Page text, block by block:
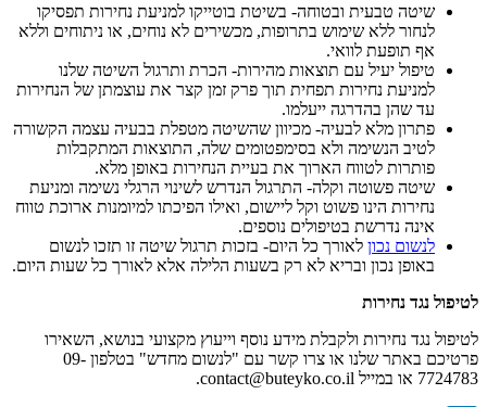
שיטה טבעית ובטוחה- בשיטת בוטייקו למניעת נחירות תפסיקו
לנחור ללא שימוש בתרופות, מכשירים לא נוחים, או ניתוחים וללא
אף תופעת לוואי.
טיפול יעיל עם תוצאות מהירות- הכרת ותרגול השיטה שלנו
למניעת נחירות תפחית תוך פרק זמן קצר את עוצמתן של הנחירות
עד שהן בהדרגה ייעלמו.
פתרון מלא לבעיה- מכיוון שהשיטה מטפלת בבעיה עצמה הקשורה
לטיב הנשימה ולא בסימפטומים שלה, התוצאות המתקבלות
פותרות לטווח הארוך את בעיית הנחירות באופן מלא.
שיטה פשוטה וקלה- התרגול הנדרש לשינוי הרגלי נשימה ומניעת
נחירות הינו פשוט וקל ליישום, ואילו הפיכתו למיומנות ארוכת טווח
אינה נדרשת בטיפולים נוספים.
לנשום נכון לאורך כל היום- בזכות תרגול שיטה זו תזכו לנשום
באופן נכון ובריא לא רק בשעות הלילה אלא לאורך כל שעות היום.
לטיפול נגד נחירות
לטיפול נגד נחירות ולקבלת מידע נוסף וייעוץ מקצועי בנושא, השאירו
פרטיכם באתר שלנו או צרו קשר עם "לנשום מחדש" בטלפון 09-
7724783 או במייל contact@buteyko.co.il.